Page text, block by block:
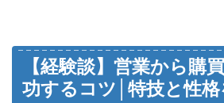
【経験談】営業から購
功するコツ│特技と性格